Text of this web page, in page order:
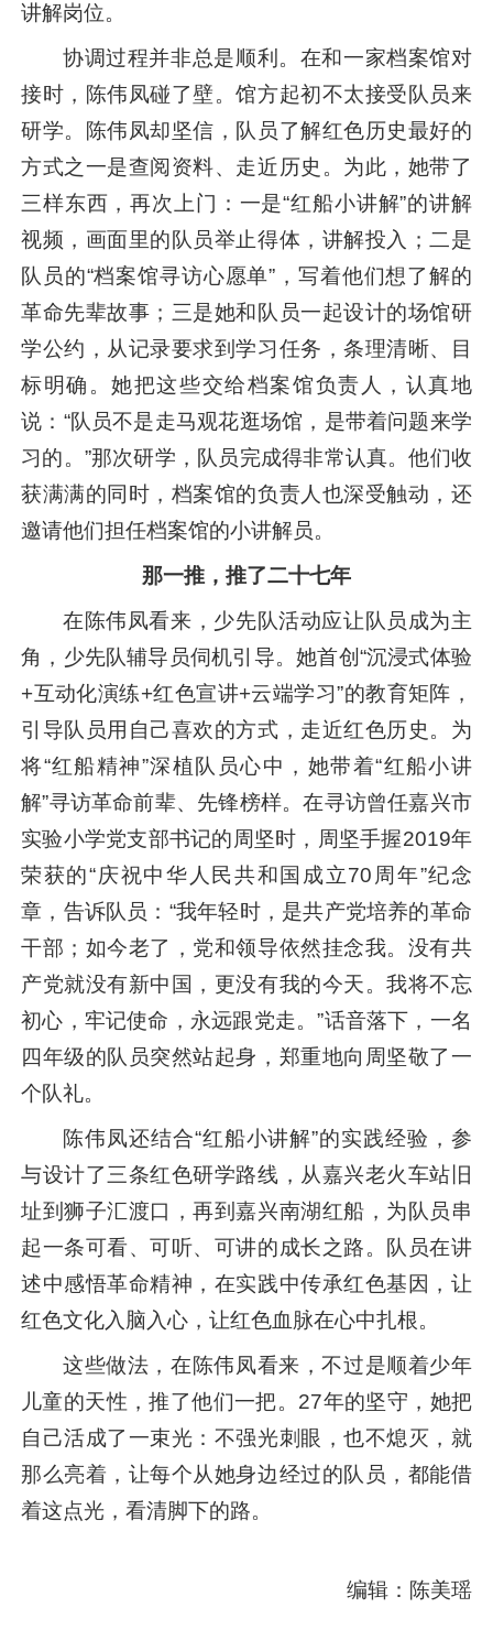
讲解岗位。
协调过程并非总是顺利。在和一家档案馆对
接时，陈伟凤碰了壁。馆方起初不太接受队员来
研学。陈伟凤却坚信，队员了解红色历史最好的
方式之一是查阅资料、走近历史。为此，她带了
三样东西，再次上门：一是“红船小讲解”的讲解
视频，画面里的队员举止得体，讲解投入；二是
队员的“档案馆寻访心愿单”，写着他们想了解的
革命先辈故事；三是她和队员一起设计的场馆研
学公约，从记录要求到学习任务，条理清晰、目
标明确。她把这些交给档案馆负责人，认真地
说：“队员不是走马观花逛场馆，是带着问题来学
习的。”那次研学，队员完成得非常认真。他们收
获满满的同时，档案馆的负责人也深受触动，还
邀请他们担任档案馆的小讲解员。
那一推， 推了二十七年
在陈伟凤看来，少先队活动应让队员成为主
角，少先队辅导员伺机引导。她首创“沉浸式体验
+互动化演练+红色宣讲+云端学习”的教育矩阵，
引导队员用自己喜欢的方式，走近红色历史。为
将“红船精神”深植队员心中，她带着“红船小讲
解”寻访革命前辈、先锋榜样。在寻访曾任嘉兴市
实验小学党支部书记的周坚时，周坚手握2019年
荣获的“庆祝中华人民共和国成立70周年”纪念
章，告诉队员：“我年轻时，是共产党培养的革命
干部；如今老了，党和领导依然挂念我。没有共
产党就没有新中国，更没有我的今天。我将不忘
初心，牢记使命，永远跟党走。”话音落下，一名
四年级的队员突然站起身，郑重地向周坚敬了一
个队礼。
陈伟凤还结合“红船小讲解”的实践经验，参
与设计了三条红色研学路线，从嘉兴老火车站旧
址到狮子汇渡口，再到嘉兴南湖红船，为队员串
起一条可看、可听、可讲的成长之路。队员在讲
述中感悟革命精神，在实践中传承红色基因，让
红色文化入脑入心，让红色血脉在心中扎根。
这些做法，在陈伟凤看来，不过是顺着少年
儿童的天性，推了他们一把。27年的坚守，她把
自己活成了一束光：不强光刺眼，也不熄灭，就
那么亮着，让每个从她身边经过的队员，都能借
着这点光，看清脚下的路。
编辑：陈美瑶